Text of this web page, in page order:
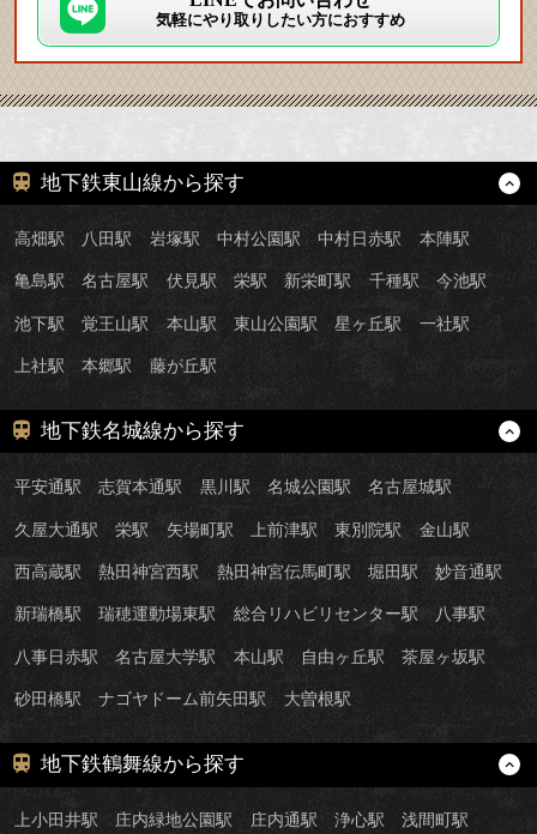
気軽にやり取りしたい方におすすめ
地下鉄東山線から探す
高畑駅 八田駅 岩塚駅 中村公園駅 中村日赤駅 本陣駅
亀島駅 名古屋駅 伏見駅 栄駅 新栄町駅 千種駅 今池駅
池下駅 覚王山駅 本山駅 東山公園駅 星ヶ丘駅 一社駅
上社駅 本郷駅 藤が丘駅
地下鉄名城線から探す
平安通駅 志賀本通駅 黒川駅 名城公園駅 名古屋城駅
久屋大通駅 栄駅 矢場町駅 上前津駅 東別院駅 金山駅
西高蔵駅 熱田神宮西駅 熱田神宮伝馬町駅 堀田駅 妙音通駅
新瑞橋駅 瑞穂運動場東駅 総合リハビリセンター駅 八事駅
八事日赤駅 名古屋大学駅 本山駅 自由ヶ丘駅 茶屋ヶ坂駅
砂田橋駅 ナゴヤドーム前矢田駅 大曽根駅
地下鉄鶴舞線から探す
上小田井駅 庄内緑地公園駅 庄内通駅 浄心駅 浅間町駅